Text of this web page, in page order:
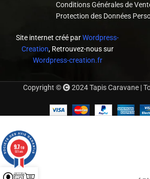
Conditions Générales de
Protection des Données
Site internet créé parWordpress-
Creation, Retrouvez-nous sur
Wordpress-creation.fr
Copyright © 2024 Tapis Caravane |
9.7/10
523 avis